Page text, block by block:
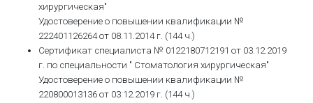
хирургическая"
Удостоверение о повышении квалификации №
222401126264 от 08.11.2014 г. (144 ч.)
Сертификат специалиста № 0122180712191 от 03.12.2019
г. по специальности " Стоматология хирургическая"
Удостоверение о повышении квалификации №
220800013136 от 03.12.2019 г. (144 ч.)